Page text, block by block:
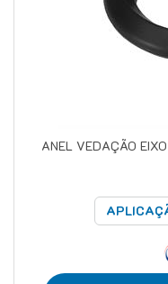
ANEL VEDAÇÃO